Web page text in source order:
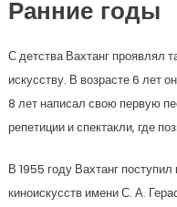
Ранние годы
С детства Вахтанг проявлял
искусству. В возрасте 6 лет
8 лет написал свою первую
репетиции и спектакли, где
В 1955 году Вахтанг
киноискусств имени С. А.